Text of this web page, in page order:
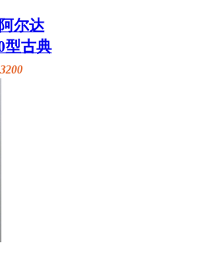
尔达
型古典
3200